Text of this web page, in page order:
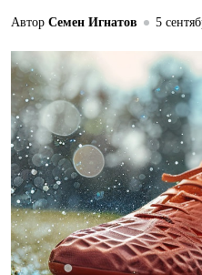
Автор Семен Игнатов 5